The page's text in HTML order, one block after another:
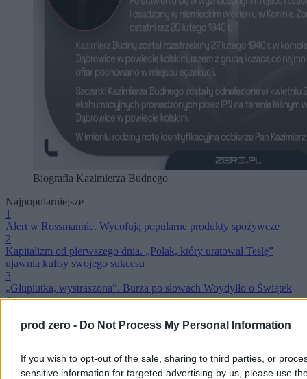
prod zero - Do Not Process My Personal Information
If you wish to opt-out of the sale, sharing to third parties, or
sensitive information for targeted advertising by us, please use
Biografia Kazimierza Budnego
Najpopularniejsze
1
Alert w Rossmannie. Wycofują popularne produkty spożywcze
2
Kapitalizm od pierwszego dnia. „Polak, który uratował Teslę”
ujawnia kulisy swojego sukcesu
3
„Głupiutka, wystraszona”. Burza po słowach Woydyłło o Świątek
4
ujawnia
na konta prywatnej firmy